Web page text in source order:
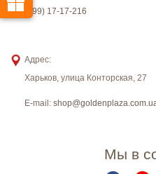
(099) 17-17-216
Адрес:
Харьков, улица Конторская, 27
E-mail:
Мы в